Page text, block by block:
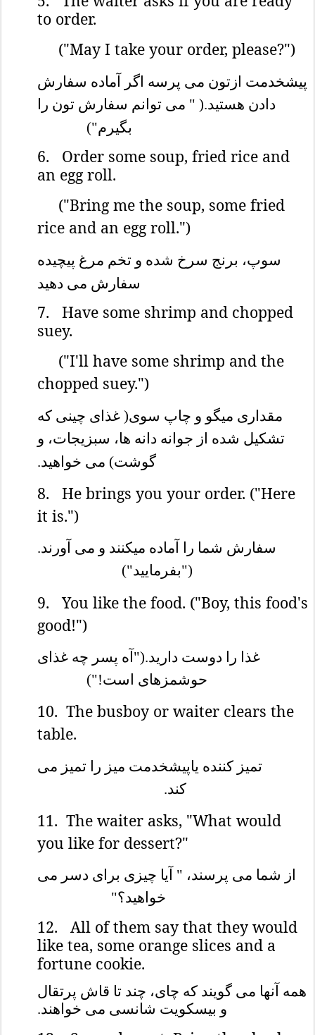
to order.
("May I take your order, please?")
پیشخدمت ازتون می پرسه اگر آماده سفارش
دادن هستید.( " می توانم سفارش تون را
بگیرم")
6.
Order some soup, fried rice and
an egg roll.
("Bring me the soup, some fried
rice and an egg roll.")
سوپ، برنج سرخ شده و تخم مرغ پیچیده
سفارش می دهید
7.
Have some shrimp and chopped
suey.
("I'll have some shrimp and the
chopped suey.")
مقداری میگو و چاپ سوی( غذای چینی که
تشکیل شده از جوانه دانه ها، سبزیجات، و
گوشت) می خواهید.
8.
He brings you your order. ("Here
it is.")
سفارش شما را آماده میکنند و می آورند.
("بفرمایید")
9.
You like the food. ("Boy, this food's
good!")
غذا را دوست دارید.("آه پسر چه غذای
حوشمزهای است!")
10. The busboy or waiter clears the
table.
تمیز کننده یاپیشخدمت میز را تمیز می
کند.
11. The waiter asks, "What would
you like for dessert?"
از شما می پرسند، " آیا چیزی برای دسر می
خواهید؟"
12.
All of them say that they would
like tea, some orange slices and a
fortune cookie.
همه آنها می گویند که چای، چند تا قاش پرتقال
و بیسکویت شانسی می خواهند.